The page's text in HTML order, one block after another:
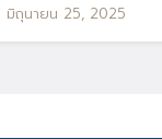
มิถุนายน 25, 2025